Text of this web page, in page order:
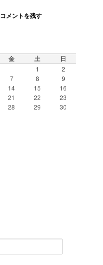
コメントを残す
金 土 日
1
2
7 8
9
14 15
16
21 22
23
28 29
30